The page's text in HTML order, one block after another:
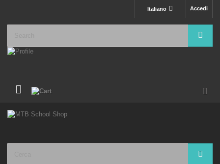
Accedi
Italiano